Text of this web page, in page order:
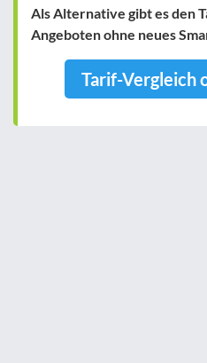
Als Alternative gibt es den
Angeboten ohne neues
Tarif-Vergleich